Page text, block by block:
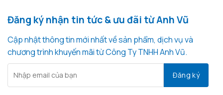
Đăng ký nhận tin tức & ưu đãi từ Anh Vũ
Cập nhật thông tin mới nhất về sản phẩm, dịch vụ và
chương trình khuyến mãi từ Công Ty TNHH Anh Vũ.